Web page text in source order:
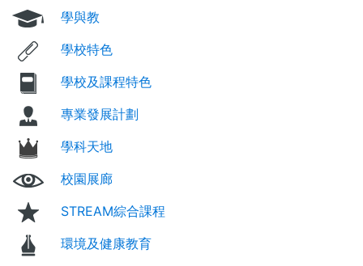
學與教
學校特色
學校及課程特色
專業發展計劃
學科天地
校園展廊
STREAM綜合課程
環境及健康教育